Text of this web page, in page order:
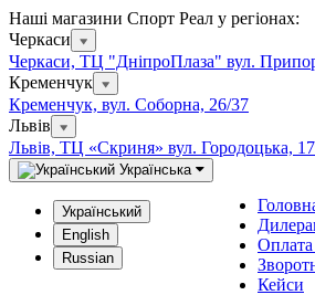
Наші магазини Спорт Реал у регіонах:
Черкаси
Черкаси, ТЦ "ДніпроПлаза" вул.
Кременчук
Кременчук, вул. Соборна, 26/37
Львів
Львів, ТЦ «Скриня» вул. Городоцька,
Українська
Український
English
Russian
Оплата
Кейси